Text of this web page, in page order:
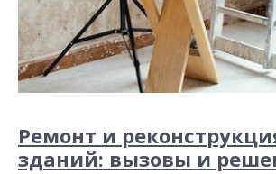
Ремонт и
зданий: вызовы и